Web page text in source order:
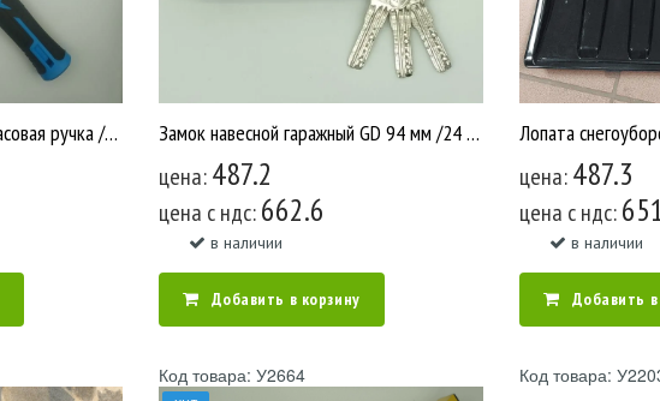
Молоток 1000гр фибергласовая ручка /36 У1938 Замок навесной гаражный GD 94 мм /24 У2602
цена:487.2
цена c ндс:662.6
в наличии
Добавить в корзину
цена:487.3
цена c ндс:
в наличии
Добавить в
Код товара: У2664 Код товара: